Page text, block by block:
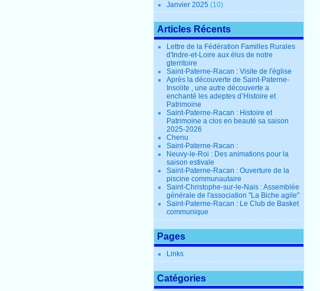
Janvier 2025(10)
Articles Récents
Lettre de la Fédération Familles Rurales
d'Indre-et-Loire aux élus de notre
gterritoire
Saint-Paterne-Racan : Visite de l'église
Après la découverte de Saint-Paterne-
Insolite , une autre découverte a
enchanté les adeptes d’Histoire et
Patrimoine
Saint-Paterne-Racan : Histoire et
Patrimoine a clos en beauté sa saison
2025-2026
Chenu
Saint-Paterne-Racan :
Neuvy-le-Roi : Des animations pour la
saison estivale
Saint-Paterne-Racan : Ouverture de la
piscine communautaire
Saint-Christophe-sur-le-Nais : Assemblée
générale de l'association "La Biche agile"
Saint-Paterne-Racan : Le Club de Basket
communique
Pages
Links
Catégories